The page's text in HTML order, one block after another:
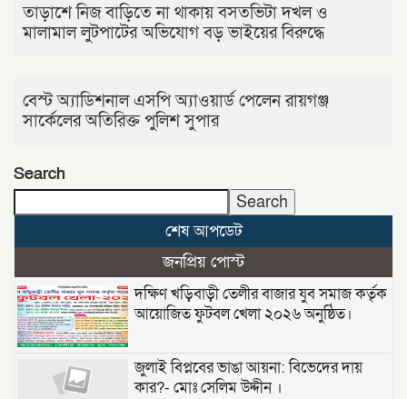
তাড়াশে নিজ বাড়িতে না থাকায় বসতভিটা দখল ও
মালামাল লুটপাটের অভিযোগ বড় ভাইয়ের বিরুদ্ধে
বেস্ট অ্যাডিশনাল এসপি অ্যাওয়ার্ড পেলেন রায়গঞ্জ
সার্কেলের অতিরিক্ত পুলিশ সুপার
Search
Search
শেষ আপডেট
জনপ্রিয় পোস্ট
দক্ষিণ খড়িবাড়ী তেলীর বাজার যুব সমাজ কর্তৃক
আয়োজিত ফুটবল খেলা ২০২৬ অনুষ্ঠিত।
জুলাই বিপ্লবের ভাঙা আয়না: বিভেদের দায়
কার?- মোঃ সেলিম উদ্দীন ।